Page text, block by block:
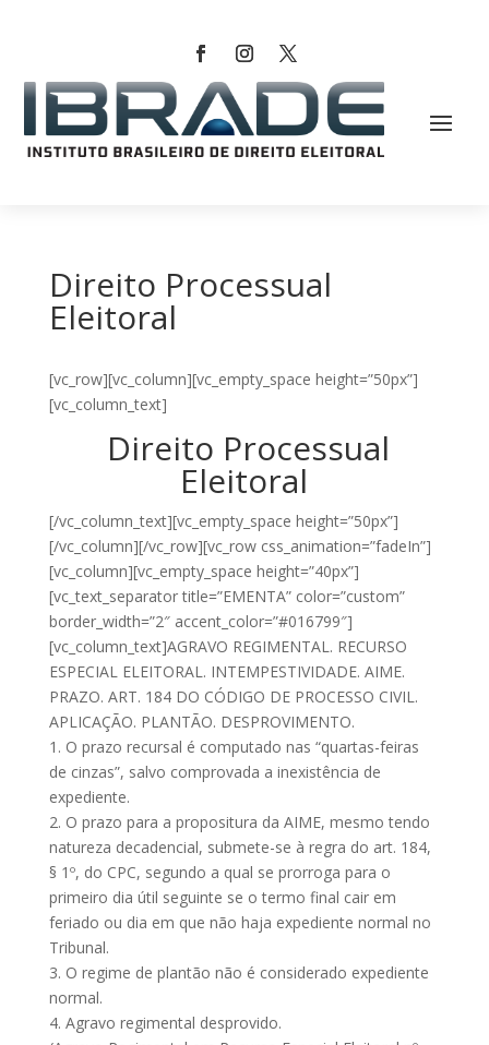
Direito Processual
Eleitoral
[vc_row][vc_column][vc_empty_space height=”50px”]
[vc_column_text]
Direito Processual
Eleitoral
[/vc_column_text][vc_empty_space height=”50px”]
[/vc_column][/vc_row][vc_row css_animation=”fadeIn”]
[vc_column][vc_empty_space height=”40px”]
[vc_text_separator title=”EMENTA” color=”custom”
border_width=”2″ accent_color=”#016799″]
[vc_column_text]AGRAVO REGIMENTAL. RECURSO
ESPECIAL ELEITORAL. INTEMPESTIVIDADE. AIME.
PRAZO. ART. 184 DO CÓDIGO DE PROCESSO CIVIL.
APLICAÇÃO. PLANTÃO. DESPROVIMENTO.
1. O prazo recursal é computado nas “quartas-feiras
de cinzas”, salvo comprovada a inexistência de
expediente.
2. O prazo para a propositura da AIME, mesmo tendo
natureza decadencial, submete-se à regra do art. 184,
§ 1º, do CPC, segundo a qual se prorroga para o
primeiro dia útil seguinte se o termo final cair em
feriado ou dia em que não haja expediente normal no
Tribunal.
3. O regime de plantão não é considerado expediente
normal.
4. Agravo regimental desprovido.